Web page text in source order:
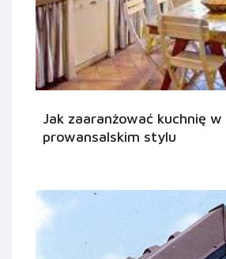
Jak zaaranżować kuchnię w
prowansalskim stylu